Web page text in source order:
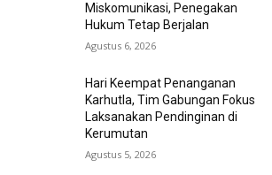
Miskomunikasi, Penegakan
Hukum Tetap Berjalan
Agustus 6, 2026
Hari Keempat Penanganan
Karhutla, Tim Gabungan Fokus
Laksanakan Pendinginan di
Kerumutan
Agustus 5, 2026